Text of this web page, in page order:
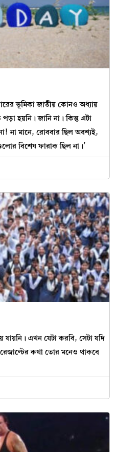
ভূমিকা জাতীয় কোনও অধ্যায়
হয়নি। জানি না। কিন্তু এটা
না মানে, রোববার ছিল অবশ্যই,
বিশেষ ফারাক ছিল না।’
যায়নি। এখন যেটা করবি, সেটা যদি
কথা তোর মনেও থাকবে